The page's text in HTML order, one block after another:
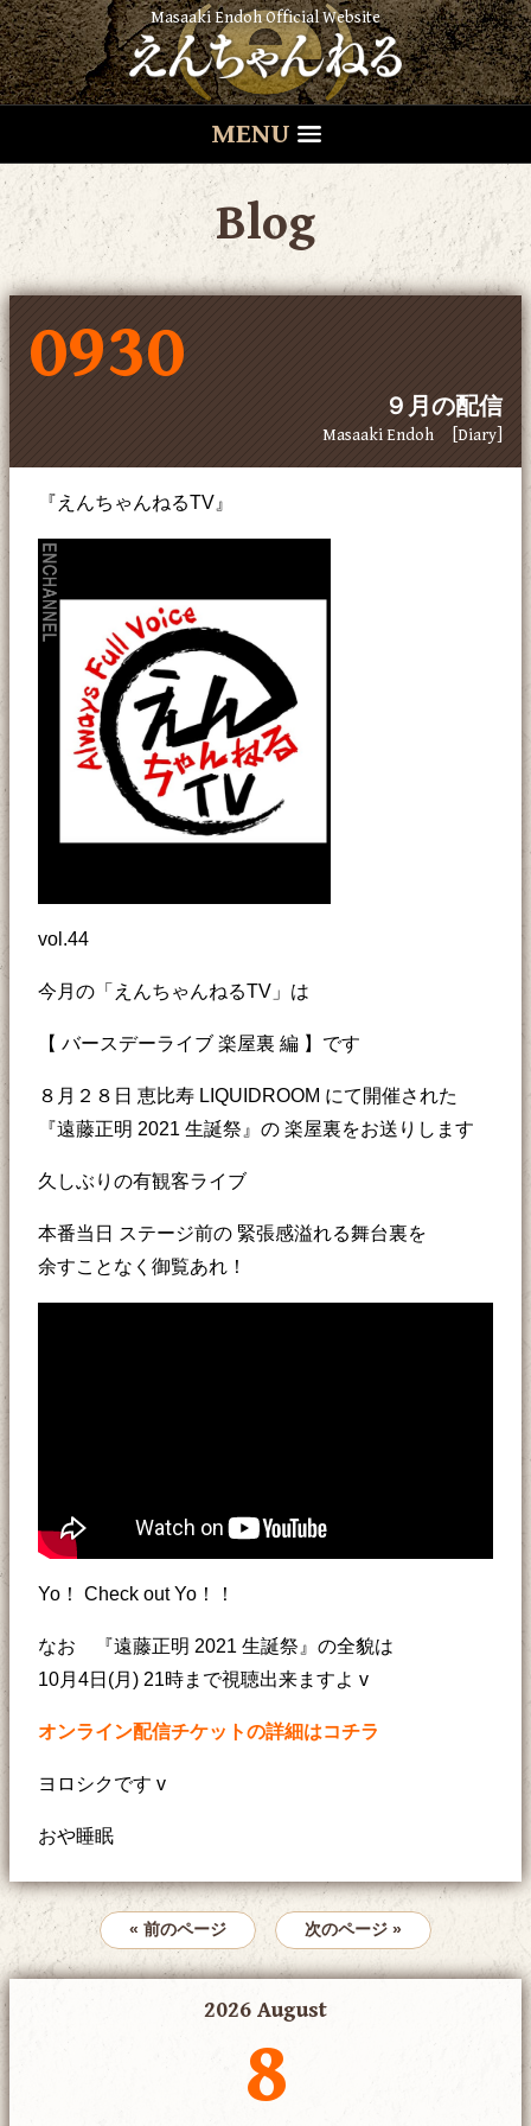
Masaaki Endoh Official Website
MENU
Blog
0930
９月の配信
Masaaki Endoh [Diary]
『えんちゃんねるTV』
vol.44
今月の「えんちゃんねるTV」は
【 バースデーライブ 楽屋裏 編 】です
８月２８日 恵比寿 LIQUIDROOM にて開催された
『遠藤正明 2021 生誕祭』の 楽屋裏をお送りします
久しぶりの有観客ライブ
本番当日 ステージ前の 緊張感溢れる舞台裏を
余すことなく御覧あれ！
Yo！ Check out Yo！！
なお 『遠藤正明 2021 生誕祭』の全貌は
10月4日(月) 21時まで視聴出来ますよ v
オンライン配信チケットの詳細はコチラ
ヨロシクです v
おや睡眠
« 前のページ 次のページ »
2026 August
8